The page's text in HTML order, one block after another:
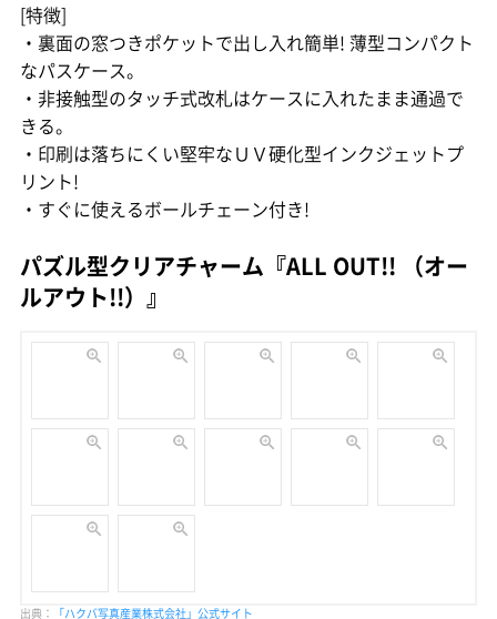
[特徴]
・裏面の窓つきポケットで出し入れ簡単! 薄型コンパクト
なパスケース。
・非接触型のタッチ式改札はケースに入れたまま通過で
きる。
・印刷は落ちにくい堅牢なＵＶ硬化型インクジェットプ
リント!
・すぐに使えるボールチェーン付き!
パズル型クリアチャーム『ALL OUT!! （オー
ルアウト!!）』
出典： 「ハクバ写真産業株式会社」公式サイト